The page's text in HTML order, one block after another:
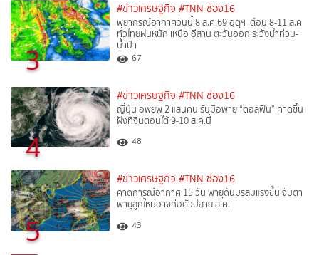
3
#ข่าวเศรษฐกิจ #TNN ช่อง16
พยากรณ์อากาศวันนี้ 8 ส.ค.69 อุตุฯ เตือน 8-11 ส.ค
ทั่วไทยฝนหนัก เหนือ อีสาน ตะวันออก ระวังน้ำท่วม-
น้ำป่า
67
4
#ข่าวเศรษฐกิจ #TNN ช่อง16
ญี่ปุ่น อพยพ 2 แสนคน รับมือพายุ “ดอลฟิน” คาดขึ้น
ฝั่งที่จีนตอนใต้ 9-10 ส.ค.นี้
48
5
#ข่าวเศรษฐกิจ #TNN ช่อง16
คาดการณ์อากาศ 15 วัน พายุดันมรสุมแรงขึ้น จับตา
พายุลูกใหม่อาจก่อตัวปลาย ส.ค.
43